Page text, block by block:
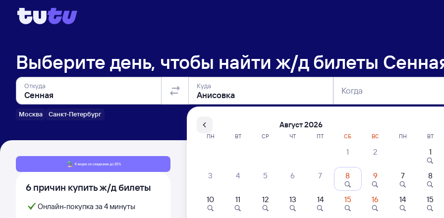
Выберите день, чтобы найти ж/д билеты
Откуда
Москва Санкт-Петербург
Куда Когда
6 причин купить ж/д билеты
Онлайн-покупка за 4 минуты
Расписание поездов Сенная — Анисовка
Август 2026
ПН ВТ СР ЧТ ПТ СБ ВС
1 2
3 4 5 6 7 8 9
10 11 12 13 14 15 16
ПН ВТ
1
7 8
14 15